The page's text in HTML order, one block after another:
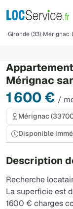
Gironde (33) Mérignac
Mérignac
1 600 € /
Mérignac
Disponible
Description
Recherche
La superficie est
1600 € charges